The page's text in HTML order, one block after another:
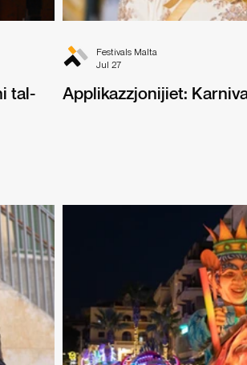
tal-
Applikazzjonijiet:
Festivals Malta
Jul 27